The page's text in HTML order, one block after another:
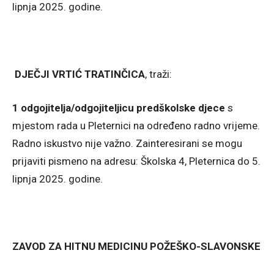
lipnja 2025. godine.
DJEČJI VRTIĆ TRATINČICA, traži:
1 odgojitelja/odgojiteljicu predškolske djece s
mjestom rada u Pleternici na određeno radno vrijeme.
Radno iskustvo nije važno. Zainteresirani se mogu
prijaviti pismeno na adresu: Školska 4, Pleternica do 5.
lipnja 2025. godine.
ZAVOD ZA HITNU MEDICINU POŽEŠKO-SLAVONSKE